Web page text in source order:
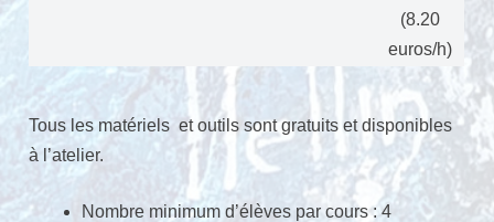
(8.20
euros/h)
Tous les matériels et outils sont gratuits et disponibles
à l’atelier.
Nombre minimum d’élèves par cours : 4